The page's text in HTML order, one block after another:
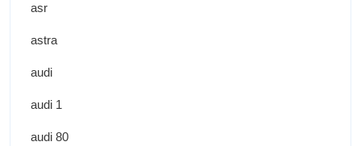
asr
astra
audi
audi 1
audi 80